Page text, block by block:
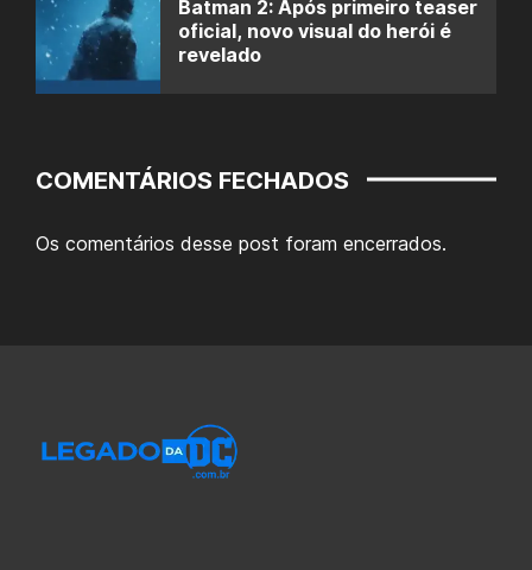
Batman 2: Após primeiro teaser
oficial, novo visual do herói é
revelado
COMENTÁRIOS FECHADOS
Os comentários desse post foram encerrados.